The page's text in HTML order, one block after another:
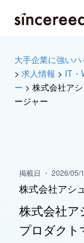
大手企業に強い
> 求人情報 > IT・
ー > 株式会社ア
ージャー
掲載日 ・ 2026/05/
株式会社アシ
株式会社ア
プロダクト